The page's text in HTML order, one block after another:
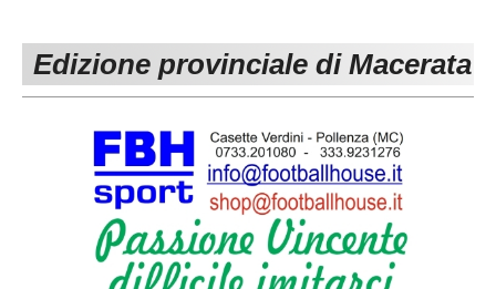
Carica la tua Rosa
1^ CATEGORIA
3^ CATEGORIA
GIOVANILI
Edizione provinciale di Macerata